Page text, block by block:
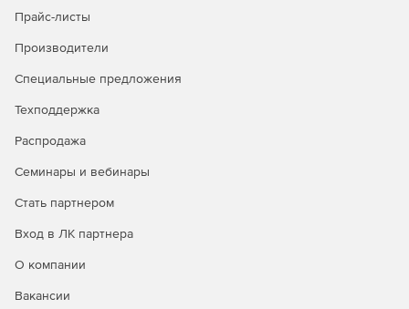
Прайс-листы
Производители
Специальные предложения
Техподдержка
Распродажа
Семинары и вебинары
Стать партнером
Вход в ЛК партнера
О компании
Вакансии